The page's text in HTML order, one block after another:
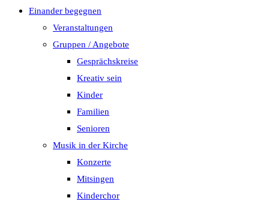
Einander begegnen
Veranstaltungen
Gruppen / Angebote
Gesprächskreise
Kreativ sein
Kinder
Familien
Senioren
Musik in der Kirche
Konzerte
Mitsingen
Kinderchor